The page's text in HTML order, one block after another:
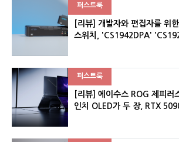
퍼스트룩
[리뷰] 개발자와 편집자를 위
스위치, 'CS1942DPA'
퍼스트룩
[리뷰] 에이수스 ROG 제피러
인치 OLED가 두 장, RTX